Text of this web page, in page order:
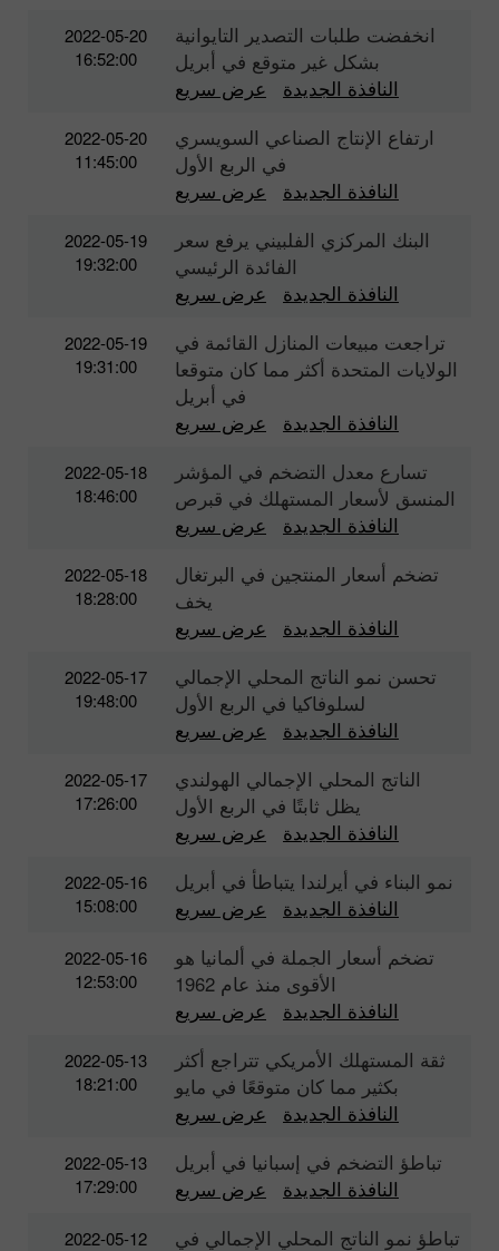
2022-05-20
16:52:00
انخفضت طلبات التصدير التايوانية
بشكل غير متوقع في أبريل
النافذة الجديدة
عرض سريع
2022-05-20
11:45:00
ارتفاع الإنتاج الصناعي السويسري
في الربع الأول
النافذة الجديدة
عرض سريع
2022-05-19
19:32:00
البنك المركزي الفلبيني يرفع سعر
الفائدة الرئيسي
النافذة الجديدة
عرض سريع
2022-05-19
19:31:00
تراجعت مبيعات المنازل القائمة في
الولايات المتحدة أكثر مما كان متوقعا
في أبريل
النافذة الجديدة
عرض سريع
2022-05-18
18:46:00
تسارع معدل التضخم في المؤشر
المنسق لأسعار المستهلك في قبرص
النافذة الجديدة
عرض سريع
2022-05-18
18:28:00
تضخم أسعار المنتجين في البرتغال
يخف
النافذة الجديدة
عرض سريع
2022-05-17
19:48:00
تحسن نمو الناتج المحلي الإجمالي
لسلوفاكيا في الربع الأول
النافذة الجديدة
عرض سريع
2022-05-17
17:26:00
الناتج المحلي الإجمالي الهولندي
يظل ثابتًا في الربع الأول
النافذة الجديدة
عرض سريع
2022-05-16
15:08:00
نمو البناء في أيرلندا يتباطأ في أبريل
النافذة الجديدة
عرض سريع
2022-05-16
12:53:00
تضخم أسعار الجملة في ألمانيا هو
الأقوى منذ عام 1962
النافذة الجديدة
عرض سريع
2022-05-13
18:21:00
ثقة المستهلك الأمريكي تتراجع أكثر
بكثير مما كان متوقعًا في مايو
النافذة الجديدة
عرض سريع
2022-05-13
17:29:00
تباطؤ التضخم في إسبانيا في أبريل
النافذة الجديدة
عرض سريع
2022-05-12
تباطؤ نمو الناتج المحلي الإجمالي في